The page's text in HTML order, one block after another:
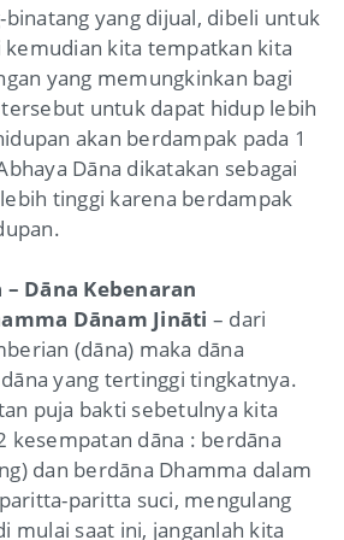
yang dijual, dibeli untuk
kita tempatkan kita
yang memungkinkan bagi
untuk dapat hidup lebih
akan berdampak pada 1
Dāna dikatakan sebagai
tinggi karena berdampak
Dāna Kebenaran
Dānam Jināti – dari
(dāna) maka dāna
yang tertinggi tingkatnya.
puja bakti sebetulnya kita
kesempatan dāna : berdāna
dan berdāna Dhamma dalam
paritta suci, mengulang
mulai saat ini, janganlah kita